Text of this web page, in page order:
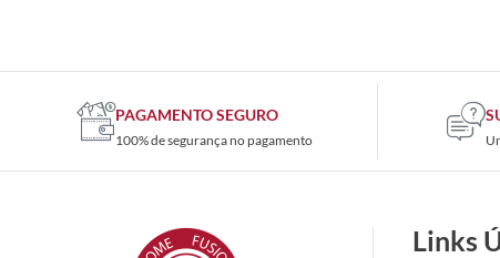
PAGAMENTO SEGURO
100% de segurança no pagamento
Links